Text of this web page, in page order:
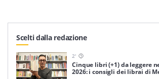
Scelti dalla redazione
2'
Cinque libri (+1) da leggere
2026: i consigli dei librai di